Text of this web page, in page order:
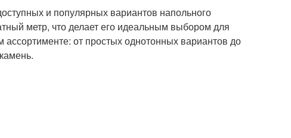
и популярных вариантов напольного
метр, что делает его идеальным выбором для
ассортименте: от простых однотонных вариантов до